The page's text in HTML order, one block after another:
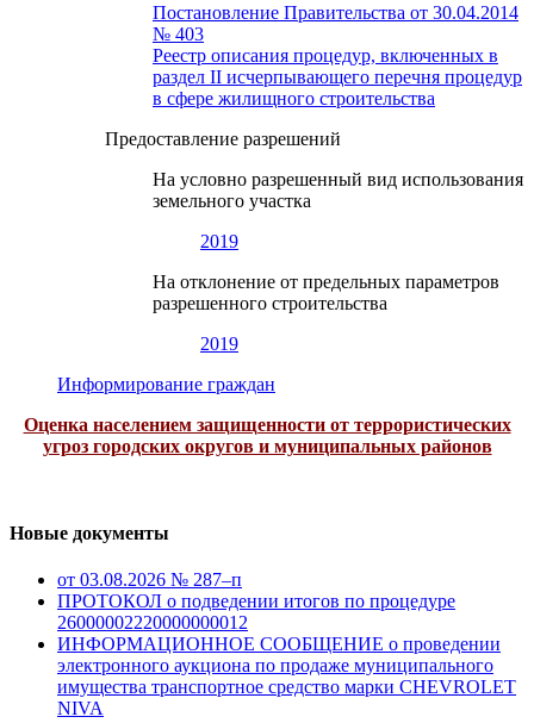
Постановление Правительства от 30.04.2014
№ 403
Реестр описания процедур, включенных в
раздел II исчерпывающего перечня процедур
в сфере жилищного строительства
Предоставление разрешений
На условно разрешенный вид использования
земельного участка
2019
На отклонение от предельных параметров
разрешенного строительства
2019
Информирование граждан
Оценка населением защищенности от террористических
угроз городских округов и муниципальных районов
Новые документы
от 03.08.2026 № 287–п
ПРОТОКОЛ о подведении итогов по процедуре
26000002220000000012
ИНФОРМАЦИОННОЕ СООБЩЕНИЕ о проведении
электронного аукциона по продаже муниципального
имущества транспортное средство марки CHEVROLET
NIVA